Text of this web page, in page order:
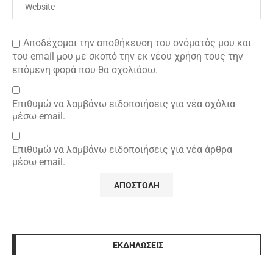
Αποδέχομαι την αποθήκευση του ονόματός μου και
του email μου με σκοπό την εκ νέου χρήση τους την
επόμενη φορά που θα σχολιάσω.
Επιθυμώ να λαμβάνω ειδοποιήσεις για νέα σχόλια
μέσω email.
Επιθυμώ να λαμβάνω ειδοποιήσεις για νέα άρθρα
μέσω email.
ΕΚΔΗΛΩΣΕΙΣ